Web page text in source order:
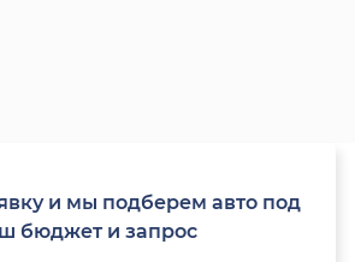
и мы подберем авто под
бюджет и запрос